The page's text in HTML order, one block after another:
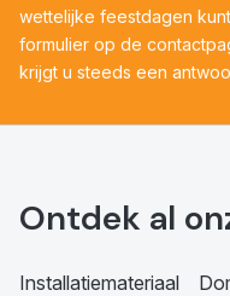
wettelijke feestdagen
formulier op de
krijgt u steeds een
Ontdek al
Installatiemateriaal